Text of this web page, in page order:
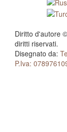
Diritto d'autore
diritti riservati.
Disegnato da:
P.Iva: